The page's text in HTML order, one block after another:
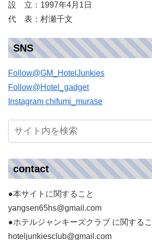
設 立：1997年4月1日
代 表：村瀬千文
SNS
Follow@GM_HotelJunkies
Follow@Hotel_gadget
Instagram chifumi_murase
contact
●本サイトに関すること
yangsen65hs@gmail.com
●ホテルジャンキーズクラブ に関する
hoteljunkiesclub@gmail.com